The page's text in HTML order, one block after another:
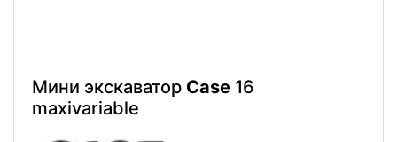
Мини экскаватор Case 16
maxivariable